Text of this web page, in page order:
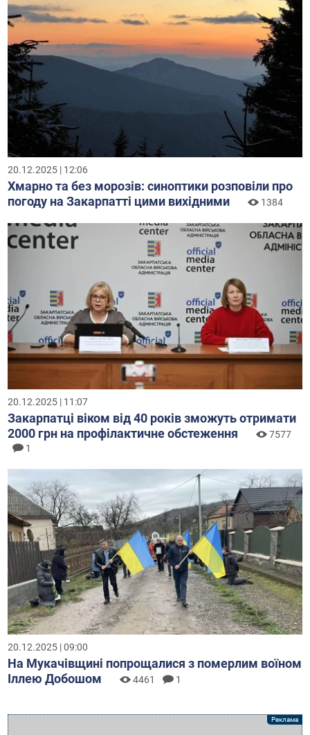
20.12.2025 | 12:06
Хмарно та без морозів: синоптики розповіли про
погоду на Закарпатті цими вихідними
1384
20.12.2025 | 11:07
Закарпатці віком від 40 років зможуть отримати
2000 грн на профілактичне обстеження
7577
1
20.12.2025 | 09:00
На Мукачівщині попрощалися з померлим воїном
Іллею Добошом
4461 1